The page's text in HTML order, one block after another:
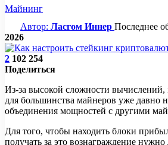
Майнинг
Автор: Ласгом Иннер Последнее
2026
2 102 254
Поделиться
Из-за высокой сложности
для большинства майнеров уже давно
объединения мощностей с другими
Для того, чтобы находить блоки
получать за это вознаграждение